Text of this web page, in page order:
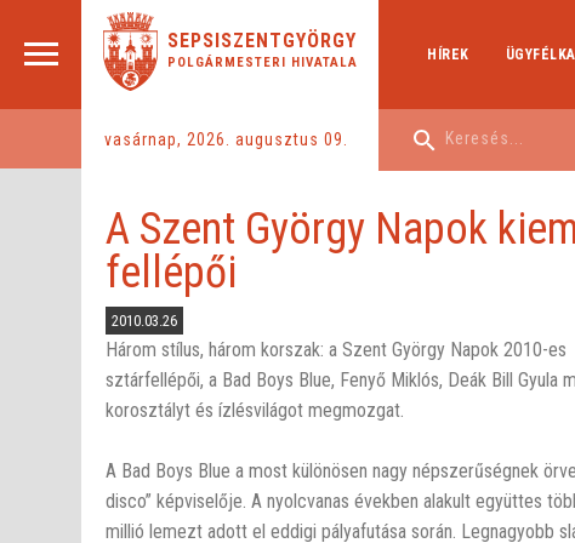
SEPSISZENTGYÖRGY
POLGÁRMESTERI HIVATALA
vasárnap, 2026. augusztus 09.
HÍREK
A Szent György Napok
fellépői
2010.03.26
Három stílus, három korszak: a Szent György Napok 2010-es
sztárfellépői, a Bad Boys Blue, Fenyő Miklós, Deák Bill Gyula
korosztályt és ízlésvilágot megmozgat.
A Bad Boys Blue a most különösen nagy népszerűségnek
disco” képviselője. A nyolcvanas években alakult együttes
millió lemezt adott el eddigi pályafutása során. Legnagyobb